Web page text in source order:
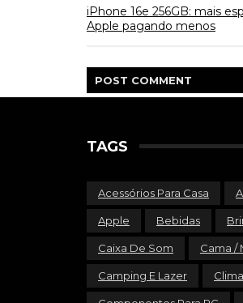
iPhone 16e 256GB: mais
Apple pagando menos
POST COMMENT
TAGS
Acessórios Para Casa
Apple Bebidas
Caixa De Som Cama /
Camping E Lazer